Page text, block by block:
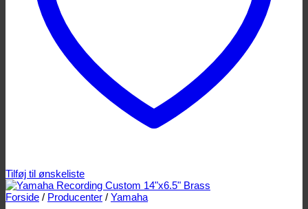
Tilføj til ønskeliste
Forside / Producenter / Yamaha